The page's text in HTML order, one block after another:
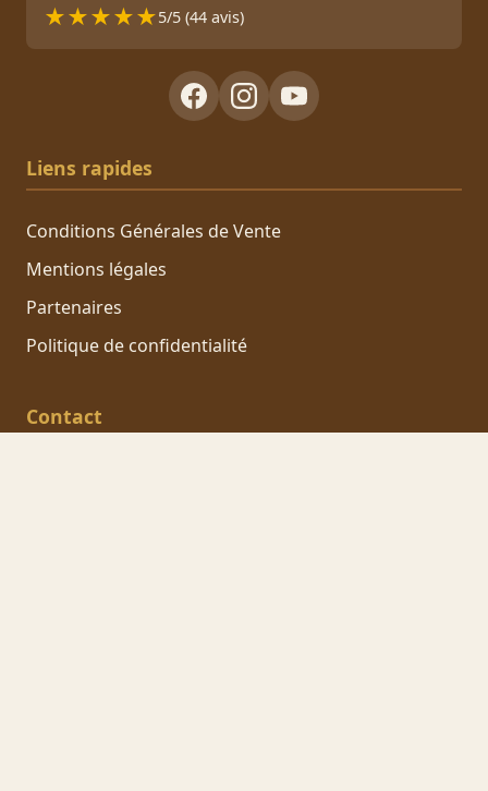
★★★★★5/5 (44 avis)
Liens rapides
Conditions Générales de Vente
Mentions légales
Partenaires
Politique de confidentialité
Contact